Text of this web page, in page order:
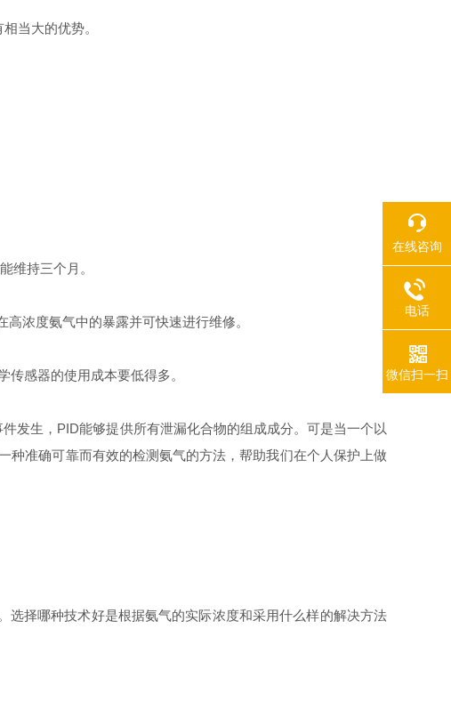
当大的优势。
维持三个月。
浓度氨气中的暴露并可快速进行维修。
传感器的使用 成本要低得多。
发生，PID能够提供所有泄漏化合物的组成成分。可是当一个以
准确可靠而有效的检测氨气的方法，帮助我们在个人保护上做
择哪种技术好是根据氨气的实际浓度和采用什么样的解决方法
在线咨询
电话
微信扫一扫